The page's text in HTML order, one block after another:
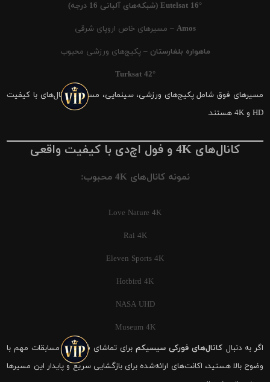
Eutelsat 16° (شبکه‌های آلبانی 16 درجه)
Amos – مسیرهای خاص اروپای شرقی
ماهواره بلغارستان – پکیج‌های ورزشی محبوب
Turksat 42°
مسیرهای فوق شامل پکیج‌های ورزشی، سینمایی، مستند و کانال‌های با کیفیت
HD و 4K هستند.
کانال‌های 4K و فول اچ‌دی با کیفیت واقعی
نمونه کانال‌های 4K محبوب:
Love Nature 4K
Rai 4K
Eleven Sports 4K
Hotbird 4K
NASA UHD
Museum 4K
اگر به دنبال کانال‌های فورکی سیسیکمبرای تماشای فوتبال و مسابقات مهم با
وضوح بالا هستید، اکانت‌های ارائه‌شده برای بازگشایی سریع و پایدار این مسیرها